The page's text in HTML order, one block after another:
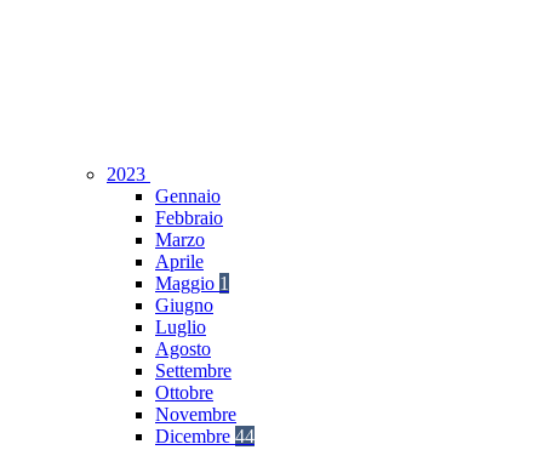
2023
Gennaio
Febbraio
Marzo
Aprile
Maggio 1
Giugno
Luglio
Agosto
Settembre
Ottobre
Novembre
Dicembre 44